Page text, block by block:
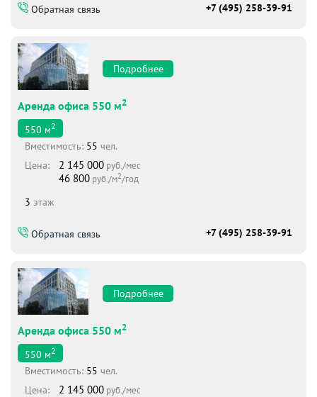
Обратная связь +7 (495) 258-39-91
Подробнее
Аренда офиса 550 м2
550 м2
Вместимоcть: 55 чел.
Цена:
2 145 000 руб./мес
46 800 руб./м2/год
3 этаж
Обратная связь +7 (495) 258-39-91
Подробнее
Аренда офиса 550 м2
550 м2
Вместимоcть: 55 чел.
Цена:
2 145 000 руб./мес